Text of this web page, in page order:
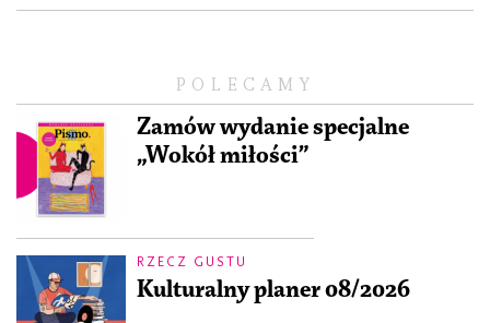
POLECAMY
Zamów wydanie specjalne
„Wokół miłości”
RZECZ GUSTU
Kulturalny planer 08/2026